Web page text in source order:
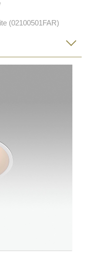
(02100501FAR)